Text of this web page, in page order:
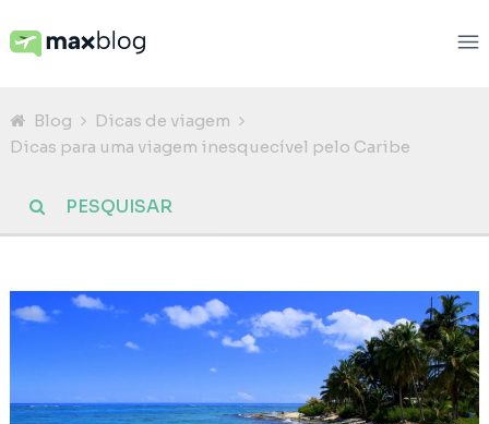
Blog
Dicas de viagem
Dicas para uma viagem inesquecível pelo Caribe